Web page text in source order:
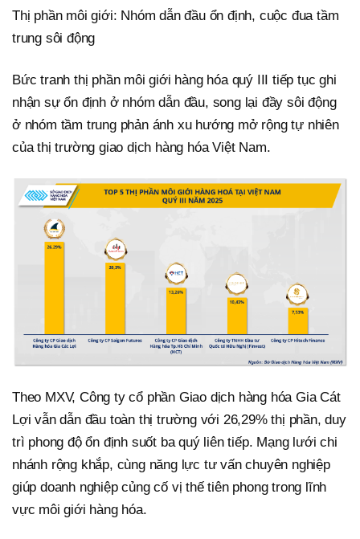
Thị phần môi giới: Nhóm dẫn đầu ổn định, cuộc đua tầm
trung sôi động
Bức tranh thị phần môi giới hàng hóa quý III tiếp tục ghi
nhận sự ổn định ở nhóm dẫn đầu, song lại đầy sôi động
ở nhóm tầm trung phản ánh xu hướng mở rộng tự nhiên
của thị trường giao dịch hàng hóa Việt Nam.
Theo MXV, Công ty cổ phần Giao dịch hàng hóa Gia Cát
Lợi vẫn dẫn đầu toàn thị trường với 26,29% thị phần, duy
trì phong độ ổn định suốt ba quý liên tiếp. Mạng lưới chi
nhánh rộng khắp, cùng năng lực tư vấn chuyên nghiệp
giúp doanh nghiệp củng cố vị thế tiên phong trong lĩnh
vực môi giới hàng hóa.